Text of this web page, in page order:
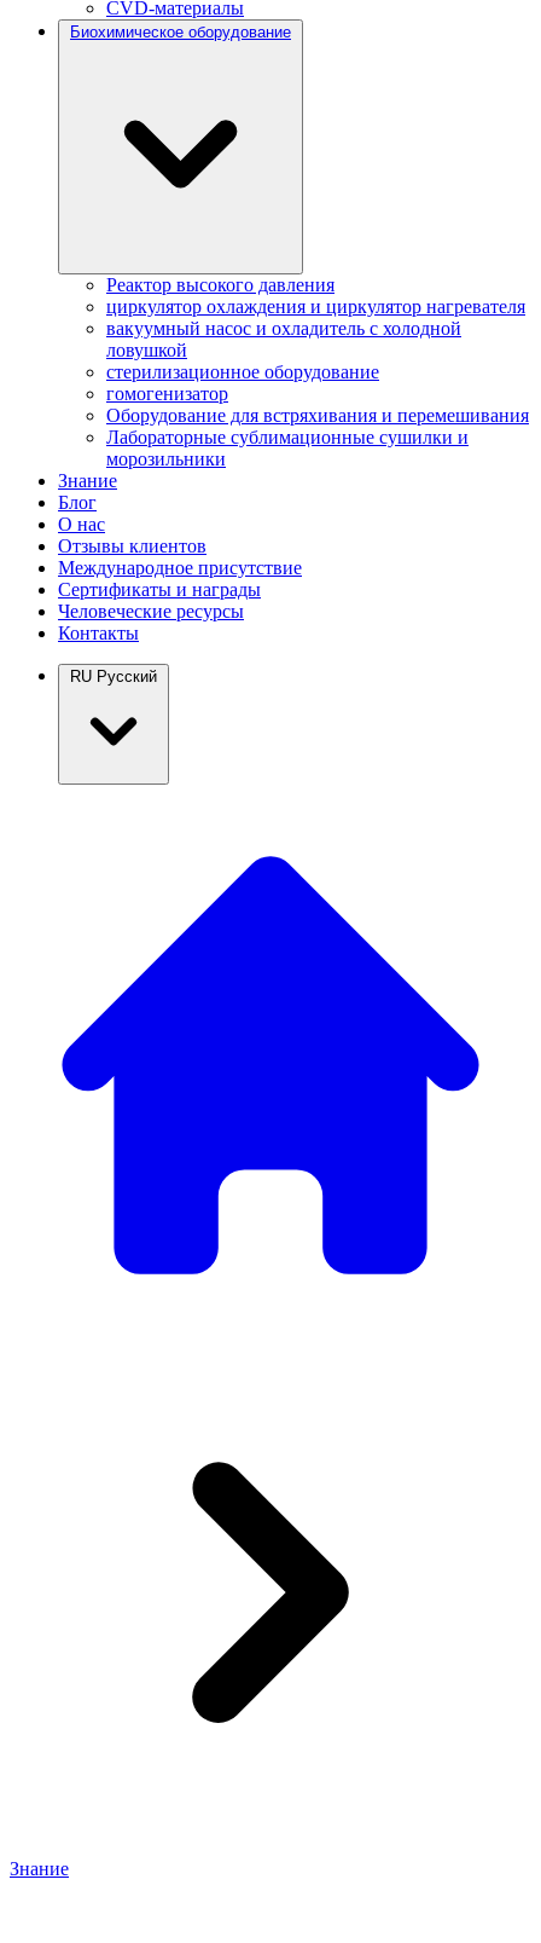
CVD-материалы
Биохимическое оборудование
Реактор высокого давления
циркулятор охлаждения и циркулятор нагревателя
вакуумный насос и охладитель с холодной
ловушкой
стерилизационное оборудование
гомогенизатор
Оборудование для встряхивания и перемешивания
Лабораторные сублимационные сушилки и
морозильники
Знание
Блог
О нас
Отзывы клиентов
Международное присутствие
Сертификаты и награды
Человеческие ресурсы
Контакты
RU Русский
Знание